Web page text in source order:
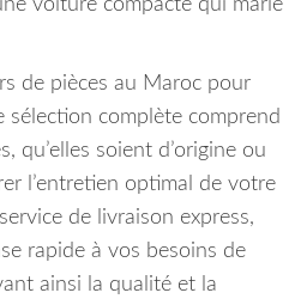
voiture compacte qui marie
de pièces au Maroc pour
sélection complète comprend
qu’elles soient d’origine ou
l’entretien optimal de votre
de livraison express,
rapide à vos besoins de
ainsi la qualité et la